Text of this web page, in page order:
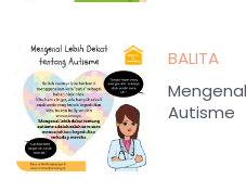
BALITA
Autisme